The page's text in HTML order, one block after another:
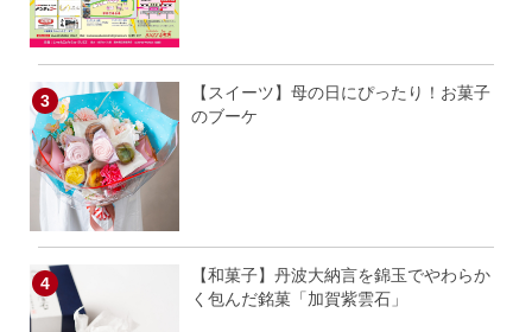
【スイーツ】母の日にぴったり！お菓子
のブーケ
【和菓子】丹波大納言を錦玉でやわらか
く包んだ銘菓「加賀紫雲石」